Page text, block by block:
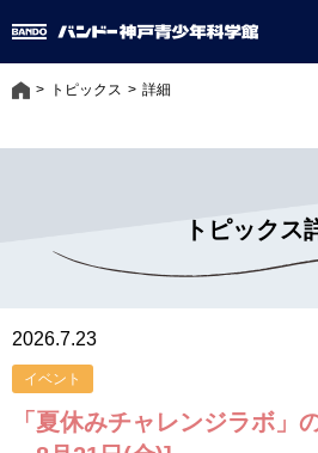
トピックス 詳細
トピックス
2026.7.23
イベント
「夏休みチャレンジラボ」